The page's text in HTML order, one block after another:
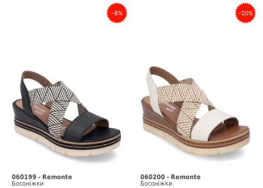
–8%
060199 - Remonte
Босоніжки
–20%
060200 - Remonte
Босоніжки